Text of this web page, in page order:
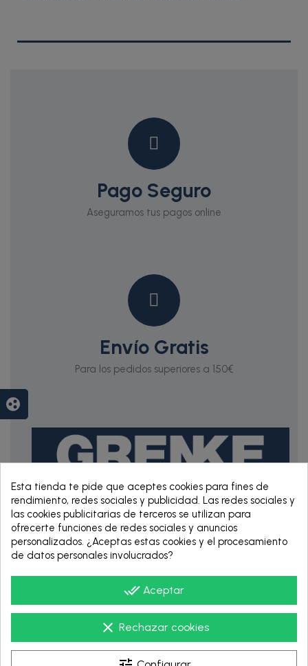
Pago Seguro
Aseguramos tus pagos online
Envío Gratis
Para los pedidos superiores a 150€
RENTING DE 12
HASTA 60 MESES
Esta tienda te pide que aceptes cookies para fines de
rendimiento, redes sociales y publicidad. Las redes sociales y
las cookies publicitarias de terceros se utilizan para
ofrecerte funciones de redes sociales y anuncios
personalizados. ¿Aceptas estas cookies y el procesamiento
de datos personales involucrados?
done_all Aceptar
clear Rechazar cookies
group_work